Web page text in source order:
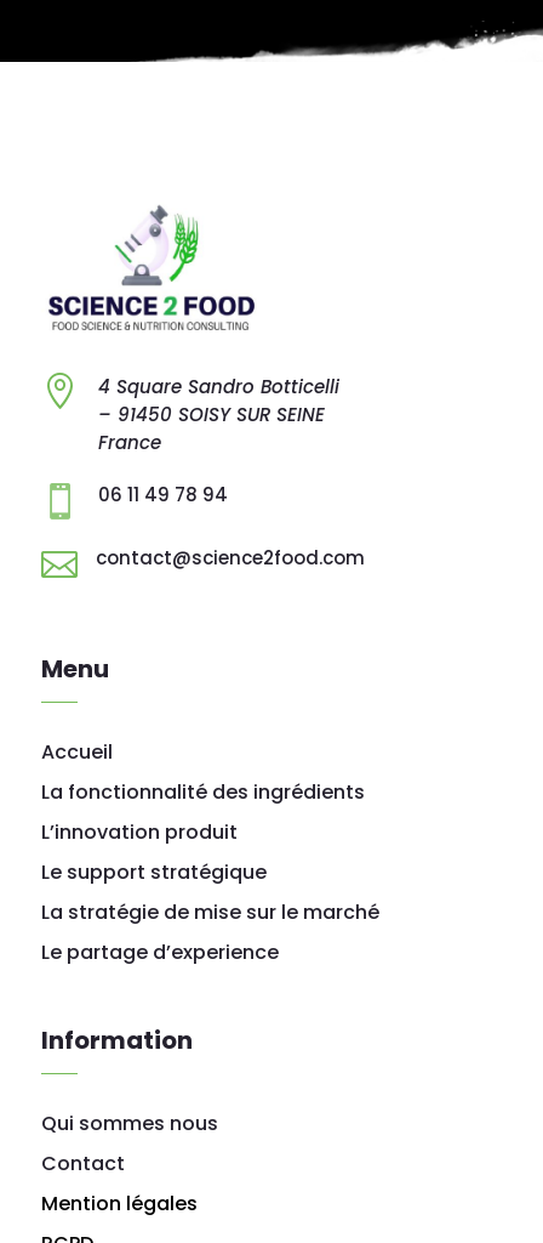
 4 Square Sandro Botticelli
– 91450 SOISY SUR SEINE
France
 06 11 49 78 94
 contact@science2food.com
Menu
Accueil
La fonctionnalité des ingrédients
L’innovation produit
Le support stratégique
La stratégie de mise sur le marché
Le partage d’experience
Information
Qui sommes nous
Contact
Mention légales